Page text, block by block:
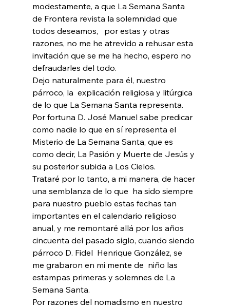
modestamente, a que La Semana Santa
de Frontera revista la solemnidad que
todos deseamos,   por estas y otras
razones, no me he atrevido a rehusar esta
invitación que se me ha hecho, espero no
defraudarles del todo.
Dejo naturalmente para él, nuestro
párroco, la  explicación religiosa y litúrgica
de lo que La Semana Santa representa.
Por fortuna D. José Manuel sabe predicar
como nadie lo que en sí representa el
Misterio de La Semana Santa, que es
como decir, La Pasión y Muerte de Jesús y
su posterior subida a Los Cielos.
Trataré por lo tanto, a mi manera, de hacer
una semblanza de lo que  ha sido siempre
para nuestro pueblo estas fechas tan
importantes en el calendario religioso
anual, y me remontaré allá por los años
cincuenta del pasado siglo, cuando siendo
párroco D. Fidel  Henrique González, se
me grabaron en mi mente de  niño las
estampas primeras y solemnes de La
Semana Santa.
Por razones del nomadismo en nuestro